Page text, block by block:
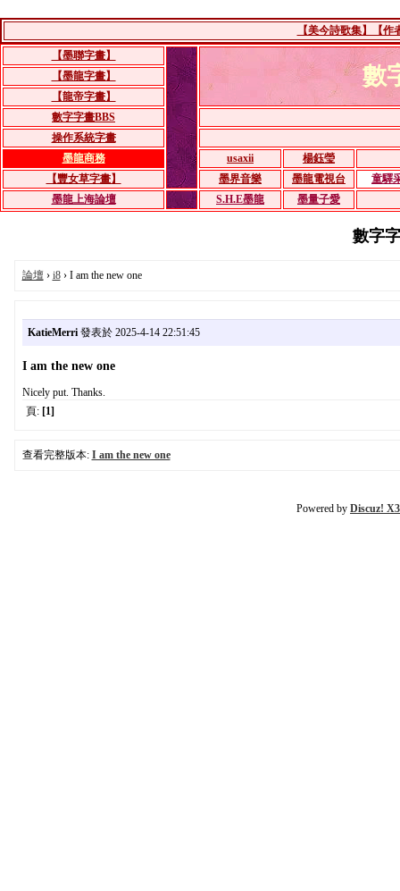
【美今詩歌集】【作
【墨聯字畫】
數
【墨龍字畫】
【龍帝字畫】
數字字畫BBS
操作系統字畫
墨龍商務
usaxii
楊鈺瑩
【豐女草字畫】
墨界音樂 墨龍電視台
童驛
墨龍上海論壇
S.H.E墨龍 墨量子愛
數字
論壇› i8› I am the new one
KatieMerri發表於 2025-4-14 22:51:45
I am the new one
Nicely put. Thanks.
頁: [1]
查看完整版本: I am the new one
Powered by Discuz!